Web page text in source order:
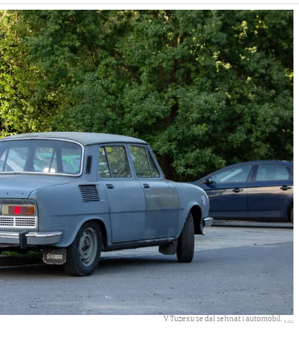
V Tuzexu se dal sehnat i automobil. ,...